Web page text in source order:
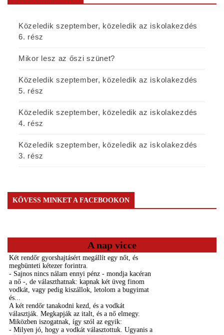
Közeledik szeptember, közeledik az iskolakezdés
6. rész
Mikor lesz az őszi szünet?
Közeledik szeptember, közeledik az iskolakezdés
5. rész
Közeledik szeptember, közeledik az iskolakezdés
4. rész
Közeledik szeptember, közeledik az iskolakezdés
3. rész
KÖVESS MINKET A FACEBOOKON
A nap vicce